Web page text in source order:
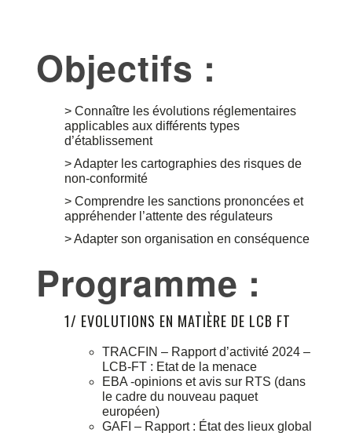
Objectifs :
> Connaître les évolutions réglementaires
applicables aux différents types
d’établissement
> Adapter les cartographies des risques de
non-conformité
> Comprendre les sanctions prononcées et
appréhender l’attente des régulateurs
> Adapter son organisation en conséquence
Programme :
1/ EVOLUTIONS EN MATIÈRE DE LCB FT
TRACFIN – Rapport d’activité 2024 –
LCB-FT : Etat de la menace
EBA -opinions et avis sur RTS (dans
le cadre du nouveau paquet
européen)
GAFI – Rapport : État des lieux global